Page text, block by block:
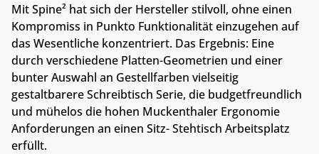
Mit Spine² hat sich der Hersteller stilvoll, ohne einen
Kompromiss in Punkto Funktionalität einzugehen auf
das Wesentliche konzentriert. Das Ergebnis: Eine
durch verschiedene Platten-Geometrien und einer
bunter Auswahl an Gestellfarben vielseitig
gestaltbarere Schreibtisch Serie, die budgetfreundlich
und mühelos die hohen Muckenthaler Ergonomie
Anforderungen an einen Sitz- Stehtisch Arbeitsplatz
erfüllt.